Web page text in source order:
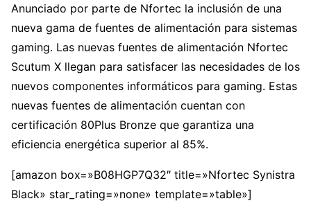
Anunciado por parte de Nfortec la inclusión de una
nueva gama de fuentes de alimentación para sistemas
gaming. Las nuevas fuentes de alimentación Nfortec
Scutum X llegan para satisfacer las necesidades de los
nuevos componentes informáticos para gaming. Estas
nuevas fuentes de alimentación cuentan con
certificación 80Plus Bronze que garantiza una
eficiencia energética superior al 85%.
[amazon box=»B08HGP7Q32″ title=»Nfortec Synistra
Black» star_rating=»none» template=»table»]